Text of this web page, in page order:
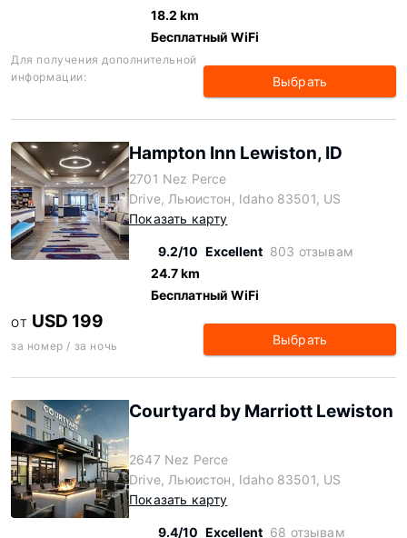
18.2 km
Бесплатный WiFi
Для получения дополнительной
информации:
Выбрать
Hampton Inn Lewiston, ID
2701 Nez Perce
Drive, Льюистон, Idaho 83501, US
Показать карту
9.2/10 Excellent 803 отзывам
24.7 km
Бесплатный WiFi
ОТ USD 199
за номер / за ночь Выбрать
Courtyard by Marriott Lewiston
2647 Nez Perce
Drive, Льюистон, Idaho 83501, US
Показать карту
9.4/10 Excellent 68 отзывам